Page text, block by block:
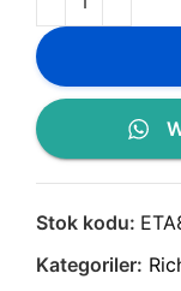
Stok kodu:
Kategoriler: